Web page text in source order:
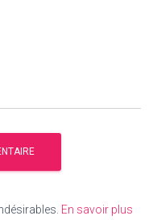
En savoir plus